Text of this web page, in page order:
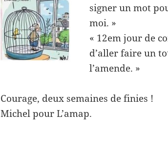
signer un mot
moi. »
« 12em jour de
d’aller faire un
l’amende. »
Courage, deux semaines de finies !
Michel pour L’amap.